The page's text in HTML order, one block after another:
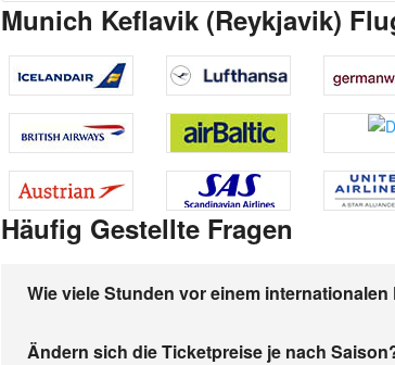
Munich Keflavik (Reykjavik)
Häufig Gestellte Fragen
Wie viele Stunden vor einem
Ändern sich die Ticketpreise je nach